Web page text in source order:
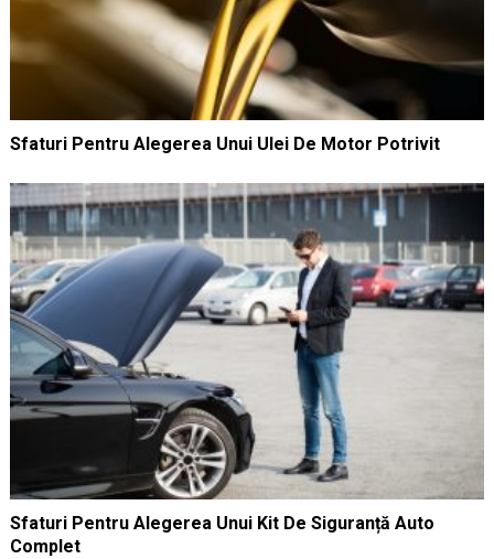
Sfaturi Pentru Alegerea Unui Ulei De Motor Potrivit
Sfaturi Pentru Alegerea Unui Kit De Siguranță Auto
Complet